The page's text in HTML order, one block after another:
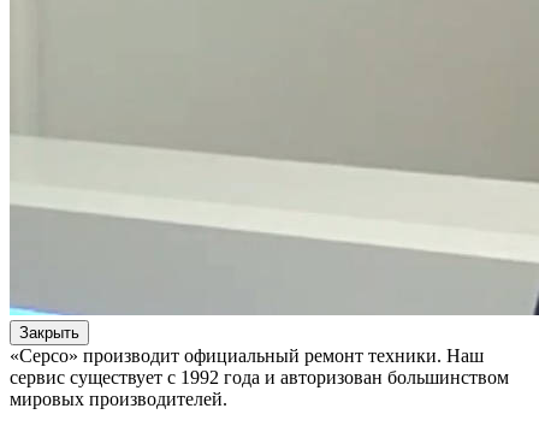
Закрыть
«Серсо» производит официальный ремонт техники. Наш
сервис существует с 1992 года и авторизован большинством
мировых производителей.